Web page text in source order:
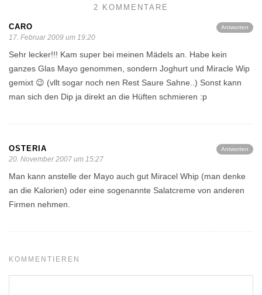
2 KOMMENTARE
Antworten
CARO
17. Februar 2009 um 19:20
Sehr lecker!!! Kam super bei meinen Mädels an. Habe kein
ganzes Glas Mayo genommen, sondern Joghurt und Miracle Wip
gemixt 😉 (vllt sogar noch nen Rest Saure Sahne..) Sonst kann
man sich den Dip ja direkt an die Hüften schmieren :p
Antworten
OSTERIA
20. November 2007 um 15:27
Man kann anstelle der Mayo auch gut Miracel Whip (man denke
an die Kalorien) oder eine sogenannte Salatcreme von anderen
Firmen nehmen.
KOMMENTIEREN